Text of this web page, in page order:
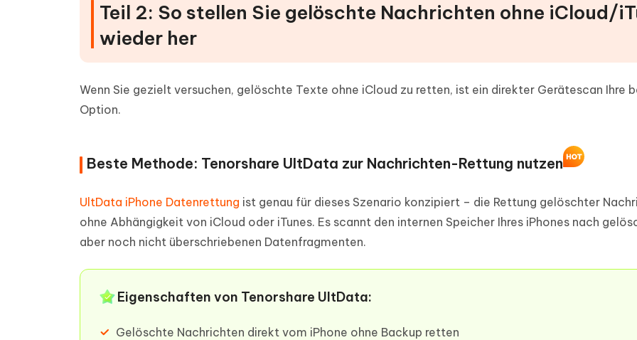
Teil 2: So stellen Sie gelöschte Nachrichten ohne iCloud/
wieder her
Wenn Sie gezielt versuchen, gelöschte Texte ohne iCloud zu retten, ist ein direkter Gerätescan Ihre
Option.
Beste Methode: Tenorshare UltData zur Nachrichten-Rettung nutzen
UltData iPhone Datenrettung ist genau für dieses Szenario konzipiert – die Rettung gelöschter
ohne Abhängigkeit von iCloud oder iTunes. Es scannt den internen Speicher Ihres iPhones nach
aber noch nicht überschriebenen Datenfragmenten.
Eigenschaften von Tenorshare UltData:
Gelöschte Nachrichten direkt vom iPhone ohne Backup retten